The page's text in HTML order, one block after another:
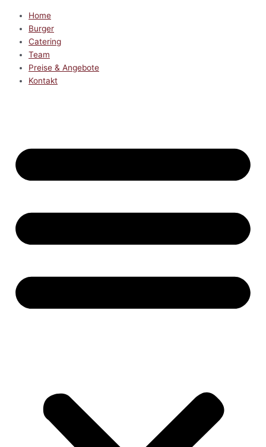
Home
Burger
Catering
Team
Preise & Angebote
Kontakt